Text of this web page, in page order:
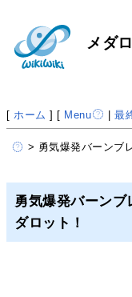
メダ
[ ホーム ] [ Menu |最
> 勇気爆発バーンブ
勇気爆発バーン
ダロット！